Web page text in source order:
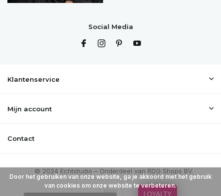
Social Media
Klantenservice
Mijn account
Contact
Door het gebruiken van onze website, ga je akkoord met het gebruik
van cookies om onze website te verbeteren.
LOYALTY